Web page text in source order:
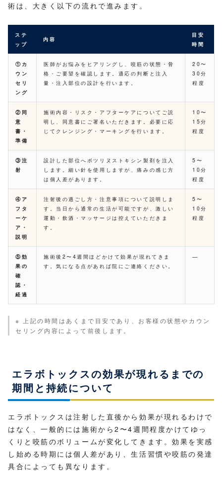
術は、大きく以下の流れで進みます。
ステ
ップ
内容
目安
時間
①カ
ウン
セリ
ング
医師がお悩みをヒアリングし、咬筋の状態・骨
格・ご要望を確認します。適応の判断と注入
量・注入部位の設計を行います。
20〜
30分
程度
②同
意
書・
準備
施術内容・リスク・アフターケアについてご説
明し、同意書にご署名いただきます。必要に応
じてクレンジング・マーキングを行います。
10〜
15分
程度
③注
射
設計した部位へボツリヌストキシン製剤を注入
します。細い針を使用しますが、痛みの感じ方
は個人差があります。
5〜
10分
程度
④ア
フタ
ーケ
ア・
説明
注射後の過ごし方・注意事項について説明しま
す。当日から通常の生活が可能ですが、激しい
運動・飲酒・マッサージは控えていただきま
す。
5〜
10分
程度
⑤効
果の
確
認・
経過
施術後2〜4週間ほどかけて効果が現れてきま
す。気になる点があれば院にご連絡ください。
—
※ 上記の時間はあくまで目安であり、お客様の状態やカウン
セリング内容によって前後します。
エラボトックスの効果が現れるまでの
期間と持続について
エラボトックスは注射した直後から効果が現れるわけで
はなく、一般的には施術から2〜4週間程度かけてゆっ
くりと咬筋のボリュームが変化してきます。効果を実感
し始める時期には個人差があり、生活習慣や咬筋の発達
具合によっても異なります。